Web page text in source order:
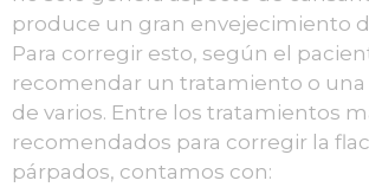
produce un gran envejecimiento
Para corregir esto, según el
recomendar un tratamiento o
de varios. Entre los tratamientos
recomendados para corregir la
párpados, contamos con: